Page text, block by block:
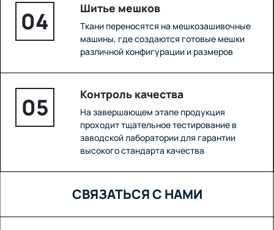
04 Шитье мешков
Ткани переносятся на мешкозашивочные
машины, где создаются готовые мешки
различной конфигурации и размеров
05 Контроль качества
На завершающем этапе продукция
проходит тщательное тестирование в
заводской лаборатории для гарантии
высокого стандарта качества
СВЯЗАТЬСЯ С НАМИ